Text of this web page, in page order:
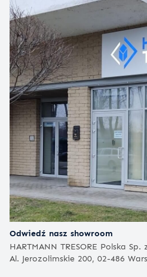
Odwiedź nasz showroom
HARTMANN TRESORE Polska Sp.
Al. Jerozolimskie 200, 02-486